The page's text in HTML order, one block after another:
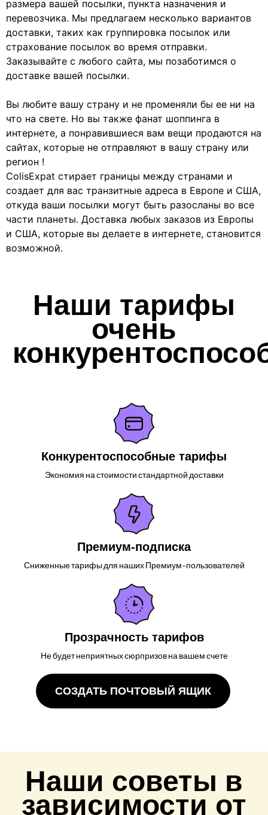
размера вашей посылки, пункта назначения и
перевозчика. Мы предлагаем несколько вариантов
доставки, таких как группировка посылок или
страхование посылок во время отправки.
Заказывайте с любого сайта, мы позаботимся о
доставке вашей посылки.
Вы любите вашу страну и не променяли бы ее ни на
что на свете. Но вы также фанат шоппинга в
интернете, а понравившиеся вам вещи продаются на
сайтах, которые не отправляют в вашу страну или
регион !
ColisExpat стирает границы между странами и
создает для вас транзитные адреса в Европе и США,
откуда ваши посылки могут быть разосланы во все
части планеты. Доставка любых заказов из Европы
и США, которые вы делаете в интернете, становится
возможной.
Наши тарифы
очень
Конкурентоспособные тарифы
Экономия на стоимости стандартной доставки
Премиум-подписка
Сниженные тарифы для наших Премиум-пользователей
Прозрачность тарифов
Не будет неприятных сюрпризов на вашем счете
СОЗДАТЬ ПОЧТОВЫЙ ЯЩИК
Наши советы в
зависимости от